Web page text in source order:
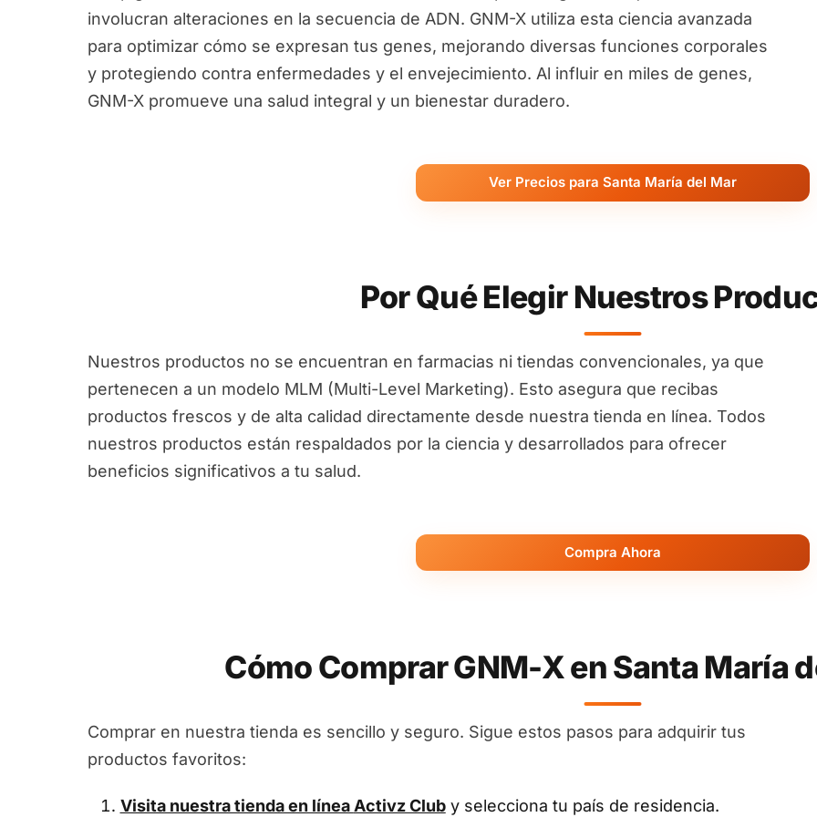
involucran alteraciones en la secuencia de ADN. GNM-X utiliza esta ciencia avanzada
para optimizar cómo se expresan tus genes, mejorando diversas funciones corporales
y protegiendo contra enfermedades y el envejecimiento. Al influir en miles de genes,
GNM-X promueve una salud integral y un bienestar duradero.
Ver Precios para Santa María del Mar
Por Qué Elegir Nuestros
Nuestros productos no se encuentran en farmacias ni tiendas convencionales, ya que
pertenecen a un modelo MLM (Multi-Level Marketing). Esto asegura que recibas
productos frescos y de alta calidad directamente desde nuestra tienda en línea. Todos
nuestros productos están respaldados por la ciencia y desarrollados para ofrecer
beneficios significativos a tu salud.
Compra Ahora
Cómo Comprar GNM-X en Santa María
Comprar en nuestra tienda es sencillo y seguro. Sigue estos pasos para adquirir tus
productos favoritos:
Visita nuestra tienda en línea Activz Cluby selecciona tu país de residencia.